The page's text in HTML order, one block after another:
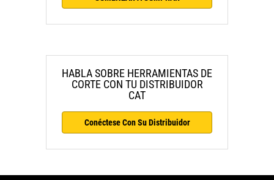
HABLA SOBRE HERRAMIENTAS DE
CORTE CON TU DISTRIBUIDOR
CAT
Conéctese Con Su Distribuidor